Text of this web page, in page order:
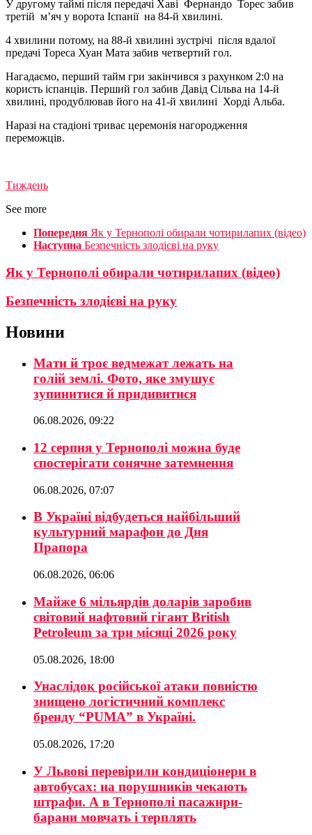
У другому таймі після передачі Хаві Фернандо Торес забив
третій м’яч у ворота Іспанії на 84-й хвилині.
4 хвилини потому, на 88-й хвилині зустрічі після вдалої
предачі Тореса Хуан Мата забив четвертий гол.
Нагадаємо, перший тайм гри закінчився з рахунком 2:0 на
користь іспанців. Перший гол забив Давід Сільва на 14-й
хвилині, продублював його на 41-й хвилині Хорді Альба.
Наразі на стадіоні триває церемонія нагородження
переможців.
Тиждень
See more
Попередня Як у Тернополі обирали чотирилапих (відео)
Наступна Безпечність злодієві на руку
Як у Тернополі обирали чотирилапих (відео)
Безпечність злодієві на руку
Новини
Мати й троє ведмежат лежать на
голій землі. Фото, яке змушує
зупинитися й придивитися
06.08.2026, 09:22
12 серпня у Тернополі можна буде
спостерігати сонячне затемнення
06.08.2026, 07:07
В Україні відбудеться найбільший
культурний марафон до Дня
Прапора
06.08.2026, 06:06
Майже 6 мільярдів доларів заробив
світовий нафтовий гігант British
Petroleum за три місяці 2026 року
05.08.2026, 18:00
Унаслідок російської атаки повністю
знищено логістичний комплекс
бренду “PUMA” в Україні.
05.08.2026, 17:20
У Львові перевірили кондиціонери в
автобусах: на порушників чекають
штрафи. А в Тернополі пасажири-
барани мовчать і терплять